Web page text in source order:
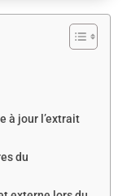
à jour l’extrait
du